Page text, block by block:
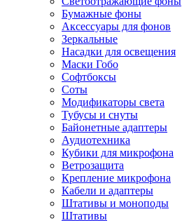
Бумажные фоны
Аксессуары для фонов
Зеркальные
Насадки для освещения
Маски Гобо
Софтбоксы
Соты
Модификаторы света
Тубусы и снуты
Байонетные адаптеры
Аудиотехника
Кубики для микрофона
Ветрозащита
Крепление микрофона
Кабели и адаптеры
Штативы и моноподы
Штативы